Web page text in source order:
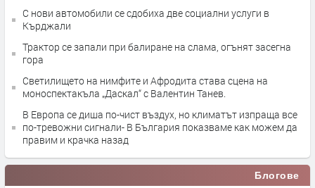
С нови автомобили се сдобиха две социални услуги в
Кърджали
Трактор се запали при балиране на слама, огънят засегна
гора
Светилището на нимфите и Афродита става сцена на
моноспектакъла „Даскал“ с Валентин Танев.
В Европа се диша по-чист въздух, но климатът изпраща все
по-тревожни сигнали- В България показваме как можем да
правим и крачка назад
Блогове